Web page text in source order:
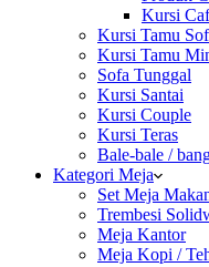
Kursi
Kursi Tamu
Kursi Tamu
Sofa Tunggal
Kursi Santai
Kursi Couple
Kursi Teras
Bale-bale /
Kategori Meja
Set Meja
Trembesi
Meja Kantor
Meja Kopi /